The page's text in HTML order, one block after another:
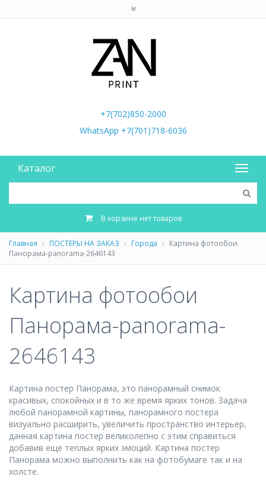
+7(702)850-2000
WhatsApp +7(701)718-6036
Каталог
В корзине нет товаров
Главная ПОСТЕРЫ НА ЗАКАЗ Города
Картина фотообои
Панорама-panorama-2646143
Картина фотообои
Панорама-panorama-
2646143
Картина постер Панорама, это панорамный снимок
красивых, спокойных и в то же время ярких тонов. Задача
любой панорамной картины, панорамного постера
визуально расширить, увеличить пространство интерьер,
данная картина постер великолепно с этим справиться
добавив еще теплых ярких эмоций. Картина постер
Панорама можно выполнить как на фотобумаге так и на
холсте.